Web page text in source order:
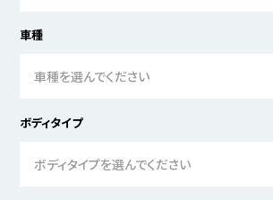
車種
車種を選んでください
ボディタイプ
ボディタイプを選んでください